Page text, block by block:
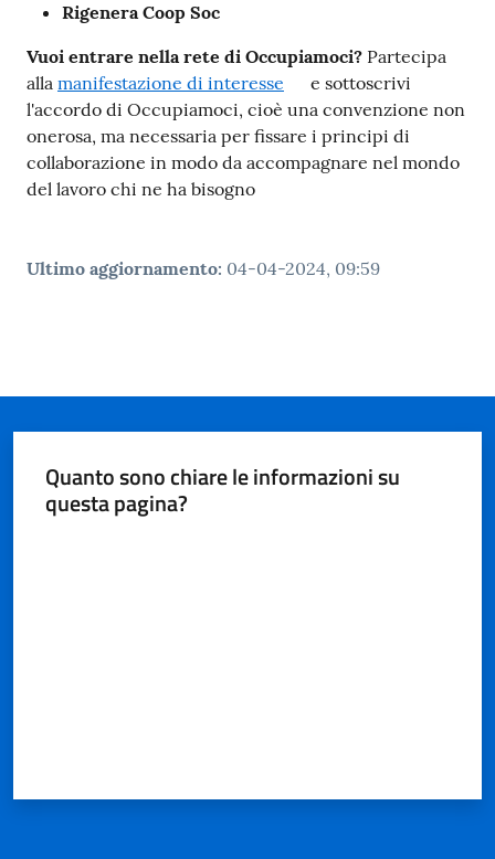
Rigenera Coop Soc
Vuoi entrare nella rete di Occupiamoci? Partecipa
alla manifestazione di interesse
e sottoscrivi
l'accordo di Occupiamoci, cioè una convenzione non
onerosa, ma necessaria per fissare i principi di
collaborazione in modo da accompagnare nel mondo
del lavoro chi ne ha bisogno
Ultimo aggiornamento: 04-04-2024, 09:59
Quanto sono chiare le informazioni su
questa pagina?